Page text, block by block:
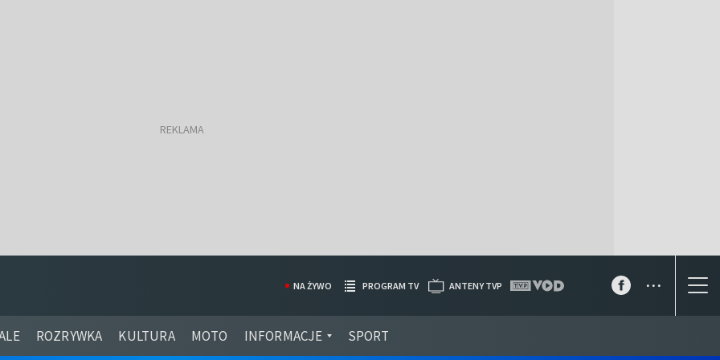
ROZRYWKA KULTURA MOTO INFORMACJE SPORT
NA ŻYWO PROGRAM TV ANTENY TVP ...